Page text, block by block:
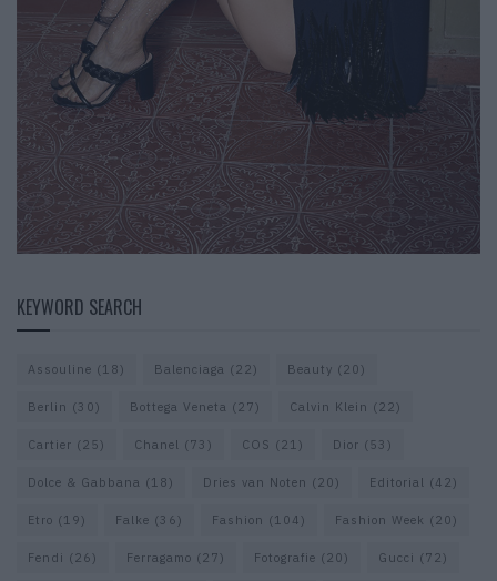
KEYWORD SEARCH
Assouline (18) Balenciaga (22) Beauty (20)
Berlin (30) Bottega Veneta (27) Calvin Klein (22)
Cartier (25) Chanel (73) COS (21) Dior (53)
Dolce & Gabbana (18) Dries van Noten (20) Editorial (42)
Etro (19) Falke (36) Fashion (104) Fashion Week (20)
Fendi (26) Ferragamo (27) Fotografie (20) Gucci (72)